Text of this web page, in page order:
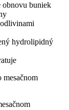
obnovu buniek
hydrolipidný
mesačnom